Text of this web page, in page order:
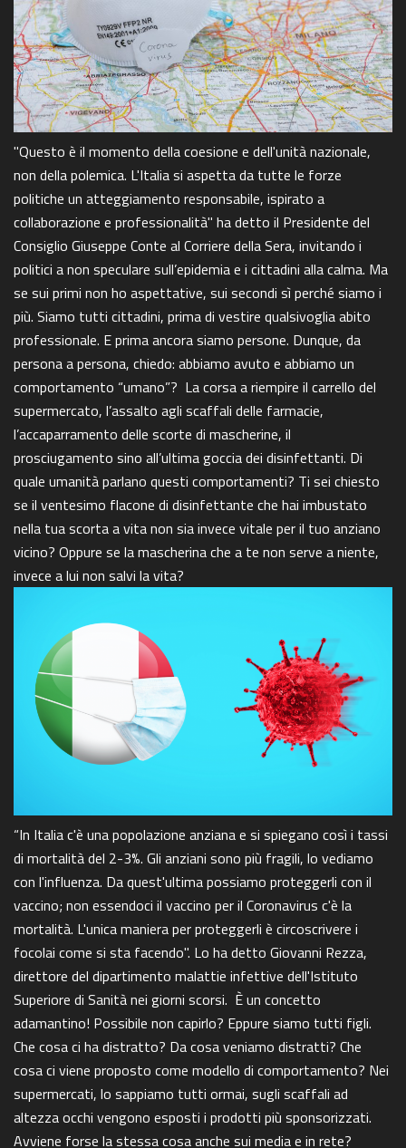
"Questo è il momento della coesione e dell'unità nazionale,
non della polemica. L'Italia si aspetta da tutte le forze
politiche un atteggiamento responsabile, ispirato a
collaborazione e professionalità" ha detto il Presidente del
Consiglio Giuseppe Conte al Corriere della Sera, invitando i
politici a non speculare sull’epidemia e i cittadini alla calma. Ma
se sui primi non ho aspettative, sui secondi sì perché siamo i
più. Siamo tutti cittadini, prima di vestire qualsivoglia abito
professionale. E prima ancora siamo persone. Dunque, da
persona a persona, chiedo: abbiamo avuto e abbiamo un
comportamento “umano”? La corsa a riempire il carrello del
supermercato, l’assalto agli scaffali delle farmacie,
l’accaparramento delle scorte di mascherine, il
prosciugamento sino all’ultima goccia dei disinfettanti. Di
quale umanità parlano questi comportamenti? Ti sei chiesto
se il ventesimo flacone di disinfettante che hai imbustato
nella tua scorta a vita non sia invece vitale per il tuo anziano
vicino? Oppure se la mascherina che a te non serve a niente,
invece a lui non salvi la vita?
“In Italia c'è una popolazione anziana e si spiegano così i tassi
di mortalità del 2-3%. Gli anziani sono più fragili, lo vediamo
con l'influenza. Da quest'ultima possiamo proteggerli con il
vaccino; non essendoci il vaccino per il Coronavirus c'è la
mortalità. L'unica maniera per proteggerli è circoscrivere i
focolai come si sta facendo". Lo ha detto Giovanni Rezza,
direttore del dipartimento malattie infettive dell'Istituto
Superiore di Sanità nei giorni scorsi. È un concetto
adamantino! Possibile non capirlo? Eppure siamo tutti figli.
Che cosa ci ha distratto? Da cosa veniamo distratti? Che
cosa ci viene proposto come modello di comportamento? Nei
supermercati, lo sappiamo tutti ormai, sugli scaffali ad
altezza occhi vengono esposti i prodotti più sponsorizzati.
Avviene forse la stessa cosa anche sui media e in rete?